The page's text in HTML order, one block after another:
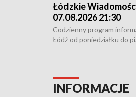
Łódzkie
07.08.2026 21:30
Codzienny program
Łódź od poniedziałku do
INFORMACJE